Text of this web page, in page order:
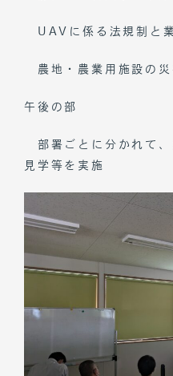
UAVに係る法規制と
農地・農業用施設の災
午後の部
部署ごとに分かれて、
見学等を実施